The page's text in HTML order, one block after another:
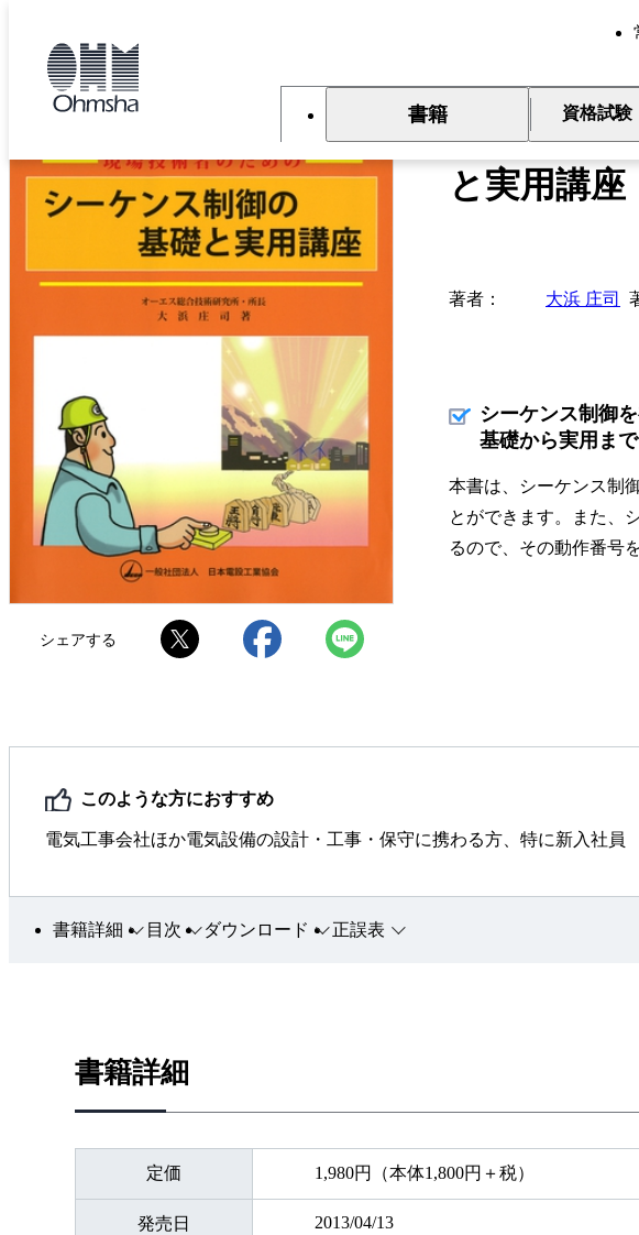
書籍 資格試験
完全図解
と実用講座
シェアする
著者 大浜 庄司
シーケンス制御
基礎から実用ま
本書は、シーケンス制
とができます。また、
るので、その動作番号
このような方におすすめ
電気工事会社ほか電気設備の設計・工事・保守に携わる方、特に新入社員
書籍詳細 目次 ダウンロード 正誤表
書籍詳細
定価 1,980円（本体1,800円＋税）
発売日 2013/04/13